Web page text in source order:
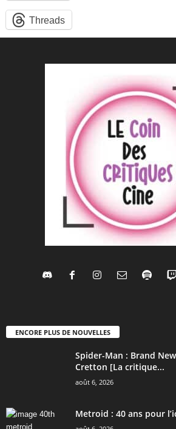
Threads
ENCORE PLUS DE NOUVELLES
Spider-Man : Brand
Cretton [La critique...
août 6, 2026
Metroid : 40 ans pour